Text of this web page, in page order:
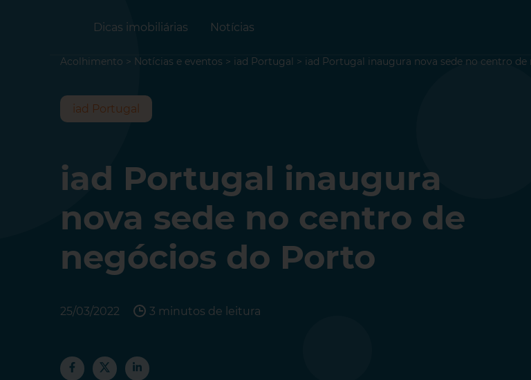
Dicas imobiliárias Notícias
Acolhimento > Notícias e eventos > iad Portugal > iad Portugal inaugura nova sede no centro
iad Portugal inaugura
nova sede no centro de
negócios do Porto
25/03/2022 3 minutos de leitura
iad Portugal